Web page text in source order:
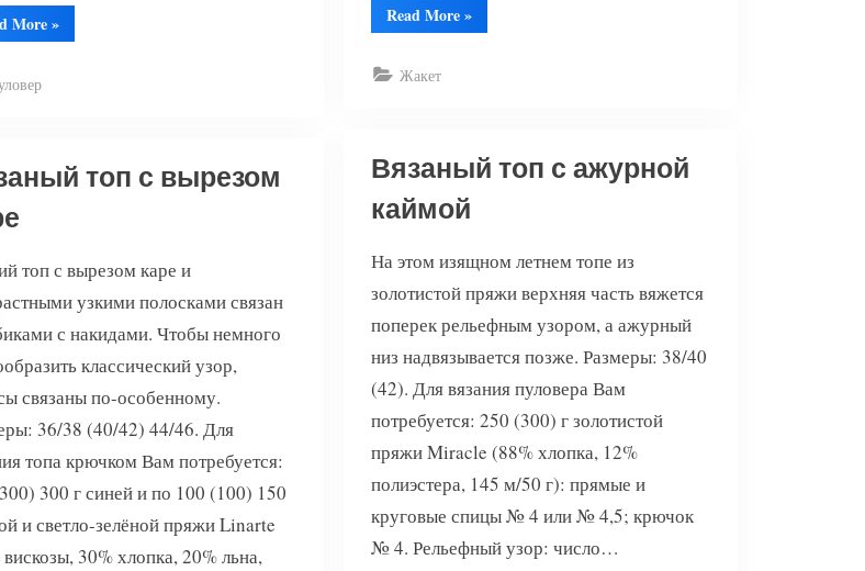
More“Удлиненный
вязаный
» Read More“Короткий
белый
»
Жакет
Вязаный топ с ажурной
каймой
На этом изящном летнем топе из
золотистой пряжи верхняя часть вяжется
поперек рельефным узором, а ажурный
низ надвязывается позже. Размеры: 38/40
(42). Для вязания пуловера Вам
потребуется: 250 (300) г золотистой
пряжи Miracle (88% хлопка, 12%
полиэстера, 145 м/50 г): прямые и
круговые спицы № 4 или № 4,5; крючок
№ 4. Рельефный узор: число…
топ с вырезом
топ с вырезом каре и
узкими полосками связан
с накидами. Чтобы немного
классический узор,
связаны по-особенному.
36/38 (40/42) 44/46. Для
топа крючком Вам потребуется:
300 г синей и по 100 (100) 150
и светло-зелёной пряжи Linarte
30% хлопка, 20% льна,